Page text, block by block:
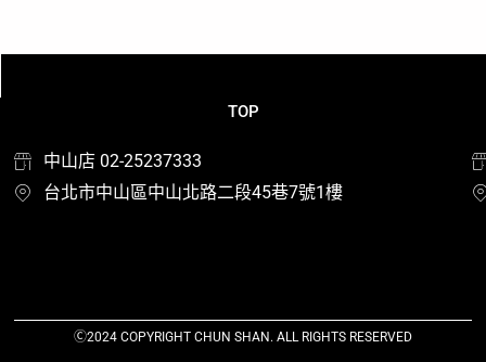
TOP
中山店 02-25237333
台北市中山區中山北路二段45巷7號1樓
Ⓒ2024 COPYRIGHT CHUN SHAN. ALL RIGHTS RESERVED